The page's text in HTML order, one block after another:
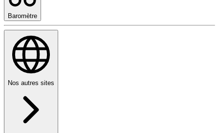
Baromètre
Nos autres sites